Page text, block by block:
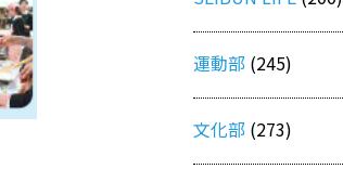
運動部 (245)
文化部 (273)